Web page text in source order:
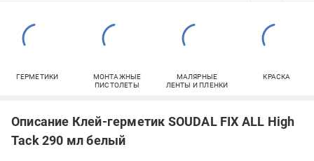
ГЕРМЕТИКИ
МОНТАЖНЫЕ
ПИСТОЛЕТЫ
МАЛЯРНЫЕ
ЛЕНТЫ И ПЛЕНКИ
КРАСКА
Описание Клей-герметик SOUDAL FIX ALL High
Tack 290 мл белый